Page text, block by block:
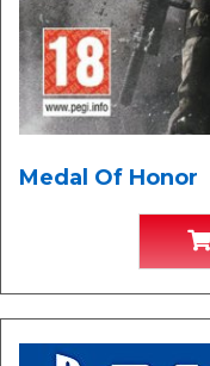
Medal Of Honor